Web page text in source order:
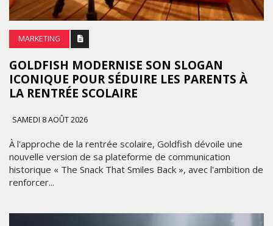
MARKETING
GOLDFISH MODERNISE SON SLOGAN
ICONIQUE POUR SÉDUIRE LES PARENTS À
LA RENTRÉE SCOLAIRE
SAMEDI 8 AOÛT 2026
À l'approche de la rentrée scolaire, Goldfish dévoile une
nouvelle version de sa plateforme de communication
historique « The Snack That Smiles Back », avec l'ambition de
renforcer...